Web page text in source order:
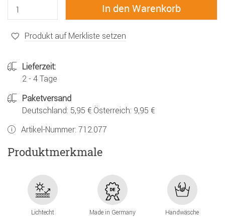
Produkt auf Merkliste setzen
Lieferzeit:
2 - 4 Tage
Paketversand
Deutschland: 5,95 € Österreich: 9,95 €
Artikel-Nummer: 712.077
Produktmerkmale
Lichtecht Made in Germany Handwäsche